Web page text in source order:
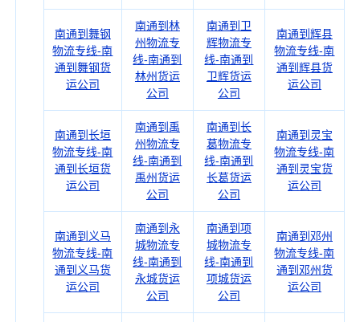
南通到舞钢
物流专线-南
通到舞钢货
运公司
南通到林
州物流专
线-南通到
林州货运
公司
南通到卫
辉物流专
线-南通到
卫辉货运
公司
南通到辉县
物流专线-南
通到辉县货
运公司
南通到长垣
物流专线-南
通到长垣货
运公司
南通到禹
州物流专
线-南通到
禹州货运
公司
南通到长
葛物流专
线-南通到
长葛货运
公司
南通到灵宝
物流专线-南
通到灵宝货
运公司
南通到义马
物流专线-南
通到义马货
运公司
南通到永
城物流专
线-南通到
永城货运
公司
南通到项
城物流专
线-南通到
项城货运
公司
南通到邓州
物流专线-南
通到邓州货
运公司